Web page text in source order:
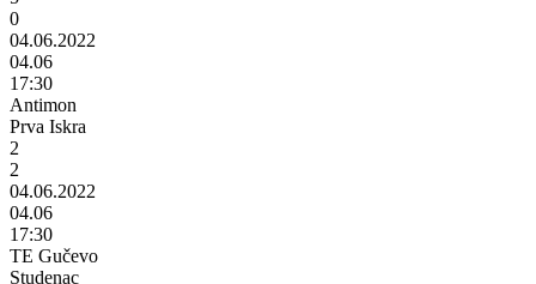
0
04.06.2022
04.06
17:30
Antimon
Prva Iskra
2
2
04.06.2022
04.06
17:30
TE Gučevo
Studenac